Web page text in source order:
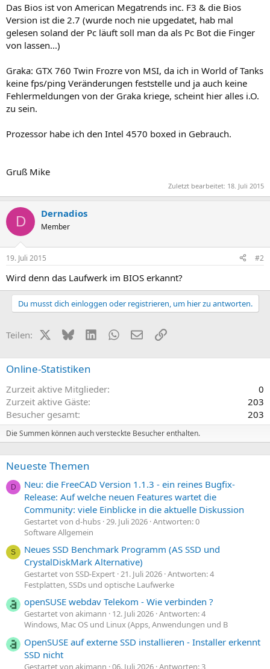
Das Bios ist von American Megatrends inc. F3 & die Bios
Version ist die 2.7 (wurde noch nie upgedatet, hab mal
gelesen soland der Pc läuft soll man da als Pc Bot die Finger
von lassen...)
Graka: GTX 760 Twin Frozre von MSI, da ich in World of Tanks
keine fps/ping Veränderungen feststelle und ja auch keine
Fehlermeldungen von der Graka kriege, scheint hier alles i.O.
zu sein.
Prozessor habe ich den Intel 4570 boxed in Gebrauch.
Gruß Mike
Zuletzt bearbeitet: 18. Juli 2015
D Dernadios
Member
19. Juli 2015 #2
Wird denn das Laufwerk im BIOS erkannt?
Du musst dich einloggen oder registrieren, um hier zu antworten.
Teilen: X (Twitter)
BlueskyLinkedInWhatsApp
E-MailLink
Online-Statistiken
Zurzeit aktive Mitglieder
0
Zurzeit aktive Gäste
203
Besucher gesamt
203
Die Summen können auch versteckte Besucher enthalten.
Neueste Themen
D
Neu: die FreeCAD Version 1.1.3 - ein reines Bugfix-
Release: Auf welche neuen Features wartet die
Community: viele Einblicke in die aktuelle Diskussion
Gestartet von d-hubs 29. Juli 2026 Antworten: 0
Software Allgemein
S
Neues SSD Benchmark Programm (AS SSD und
CrystalDiskMark Alternative)
Gestartet von SSD-Expert 21. Juli 2026 Antworten: 4
Festplatten, SSDs und optische Laufwerke
openSUSE webdav Telekom - Wie verbinden ?
Gestartet von akimann 12. Juli 2026 Antworten: 4
Windows, Mac OS und Linux (Apps, Anwendungen und B
OpenSUSE auf externe SSD installieren - Installer erkennt
SSD nicht
Gestartet von akimann 06. Juli 2026 Antworten: 3